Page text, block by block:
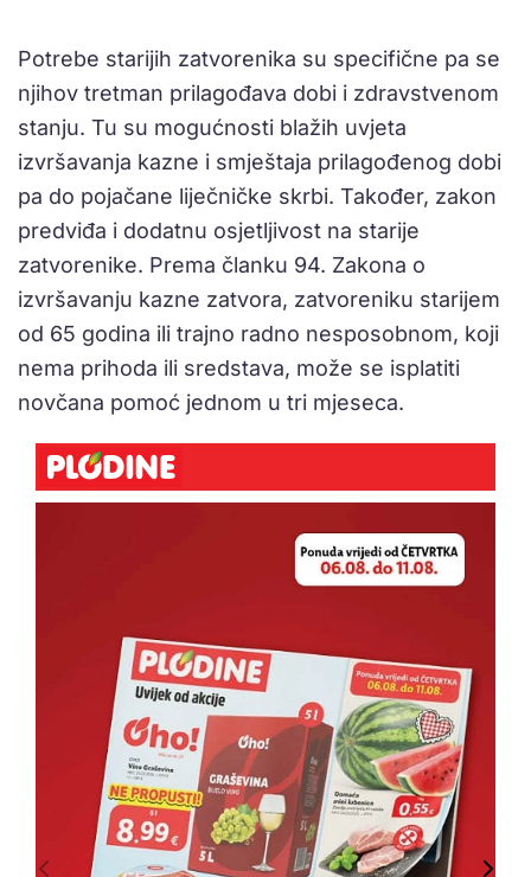
Potrebe starijih zatvorenika su specifične pa se
njihov tretman prilagođava dobi i zdravstvenom
stanju. Tu su mogućnosti blažih uvjeta
izvršavanja kazne i smještaja prilagođenog dobi
pa do pojačane liječničke skrbi. Također, zakon
predviđa i dodatnu osjetljivost na starije
zatvorenike. Prema članku 94. Zakona o
izvršavanju kazne zatvora, zatvoreniku starijem
od 65 godina ili trajno radno nesposobnom, koji
nema prihoda ili sredstava, može se isplatiti
novčana pomoć jednom u tri mjeseca.